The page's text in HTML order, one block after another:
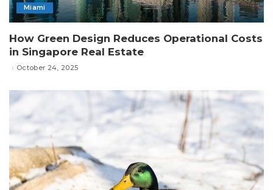
Miami
How Green Design Reduces Operational Costs
in Singapore Real Estate
October 24, 2025